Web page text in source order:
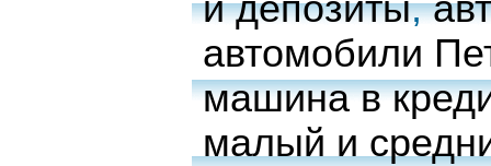
и депозиты,
автомобили
машина в
малый и